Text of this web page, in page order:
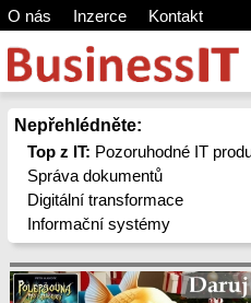
O nás Inzerce Kontakt
Nepřehlédněte:
Top z IT: Pozoruhodné IT
Správa dokumentů
Digitální transformace
Informační systémy